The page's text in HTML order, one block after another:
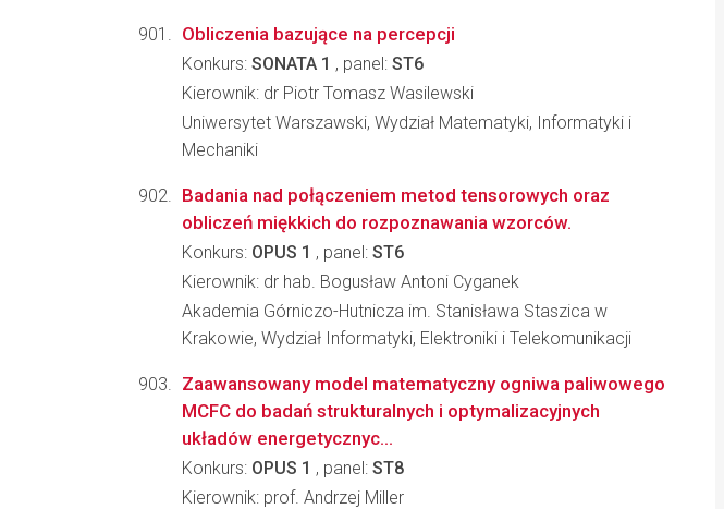
Obliczenia bazujące na percepcji
Konkurs: SONATA 1 , panel: ST6
Kierownik: dr Piotr Tomasz Wasilewski
Uniwersytet Warszawski, Wydział Matematyki, Informatyki i
Mechaniki
Badania nad połączeniem metod tensorowych oraz
obliczeń miękkich do rozpoznawania wzorców.
Konkurs: OPUS 1 , panel: ST6
Kierownik: dr hab. Bogusław Antoni Cyganek
Akademia Górniczo-Hutnicza im. Stanisława Staszica w
Krakowie, Wydział Informatyki, Elektroniki i Telekomunikacji
Zaawansowany model matematyczny ogniwa paliwowego
MCFC do badań strukturalnych i optymalizacyjnych
układów energetycznyc...
Konkurs: OPUS 1 , panel: ST8
Kierownik: prof. Andrzej Miller